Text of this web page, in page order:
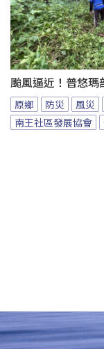
颱風逼近！普悠瑪
原鄉 防災 風災
南王社區發展協會